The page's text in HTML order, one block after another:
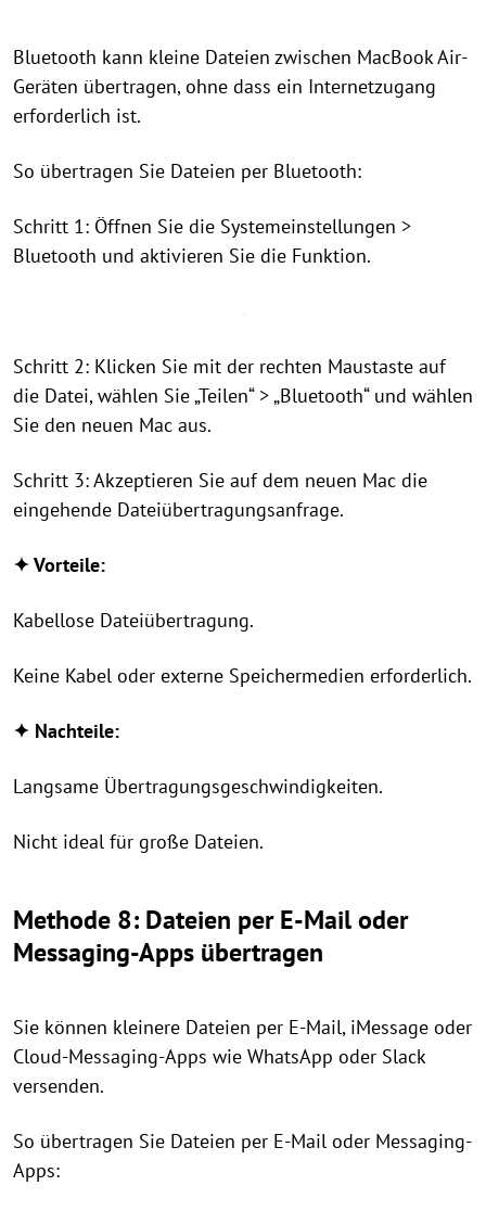
Bluetooth kann kleine Dateien zwischen MacBook Air-
Geräten übertragen, ohne dass ein Internetzugang
erforderlich ist.
So übertragen Sie Dateien per Bluetooth:
Schritt 1: Öffnen Sie die Systemeinstellungen >
Bluetooth und aktivieren Sie die Funktion.
Schritt 2: Klicken Sie mit der rechten Maustaste auf
die Datei, wählen Sie „Teilen“ > „Bluetooth“ und wählen
Sie den neuen Mac aus.
Schritt 3: Akzeptieren Sie auf dem neuen Mac die
eingehende Dateiübertragungsanfrage.
✦ Vorteile:
Kabellose Dateiübertragung.
Keine Kabel oder externe Speichermedien erforderlich.
✦ Nachteile:
Langsame Übertragungsgeschwindigkeiten.
Nicht ideal für große Dateien.
Methode 8: Dateien per E-Mail oder
Messaging-Apps übertragen
Sie können kleinere Dateien per E-Mail, iMessage oder
Cloud-Messaging-Apps wie WhatsApp oder Slack
versenden.
So übertragen Sie Dateien per E-Mail oder Messaging-
Apps: